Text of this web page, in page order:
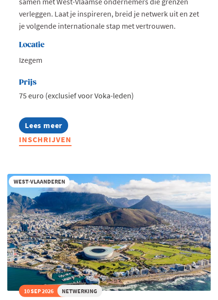
verleggen. Laat je inspireren, breid je netwerk uit en zet
je volgende internationale stap met vertrouwen.
Locatie
Izegem
Prijs
75 euro (exclusief voor Voka-leden)
Lees meer
about
International
Business
INSCHRIJVEN
WEST-VLAANDEREN
10 SEP 2026 NETWERKING